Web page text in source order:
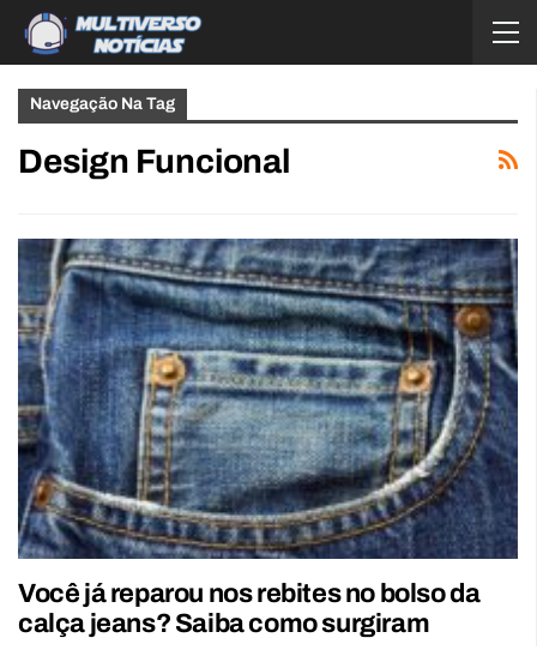
Navegação Na Tag
Design Funcional
Você já reparou nos rebites no bolso da
calça jeans? Saiba como surgiram